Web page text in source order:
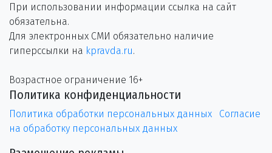
При использовании информации ссылка на сайт
обязательна.
Для электронных СМИ обязательно наличие
гиперссылки на kpravda.ru.
Возрастное ограничение 16+
Политика конфиденциальности
Политика обработки персональных данных
Согласие
на обработку персональных данных